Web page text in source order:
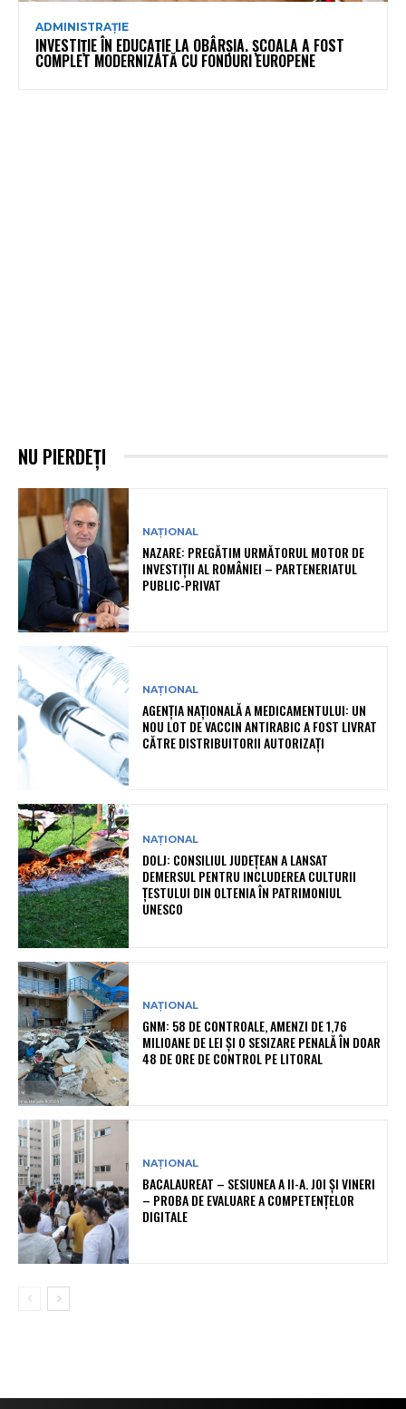
ADMINISTRAȚIE
INVESTIȚIE ÎN EDUCAȚIE LA OBÂRȘIA. ȘCOALA A FOST
COMPLET MODERNIZATĂ CU FONDURI EUROPENE
NU PIERDEȚI
NAȚIONAL
NAZARE: PREGĂTIM URMĂTORUL MOTOR DE
INVESTIȚII AL ROMÂNIEI – PARTENERIATUL
PUBLIC-PRIVAT
NAȚIONAL
AGENȚIA NAȚIONALĂ A MEDICAMENTULUI: UN
NOU LOT DE VACCIN ANTIRABIC A FOST LIVRAT
CĂTRE DISTRIBUITORII AUTORIZAȚI
NAȚIONAL
DOLJ: CONSILIUL JUDEȚEAN A LANSAT
DEMERSUL PENTRU INCLUDEREA CULTURII
ȚESTULUI DIN OLTENIA ÎN PATRIMONIUL
UNESCO
NAȚIONAL
GNM: 58 DE CONTROALE, AMENZI DE 1,76
MILIOANE DE LEI ȘI O SESIZARE PENALĂ ÎN DOAR
48 DE ORE DE CONTROL PE LITORAL
NAȚIONAL
BACALAUREAT – SESIUNEA A II-A. JOI ȘI VINERI
– PROBA DE EVALUARE A COMPETENȚELOR
DIGITALE